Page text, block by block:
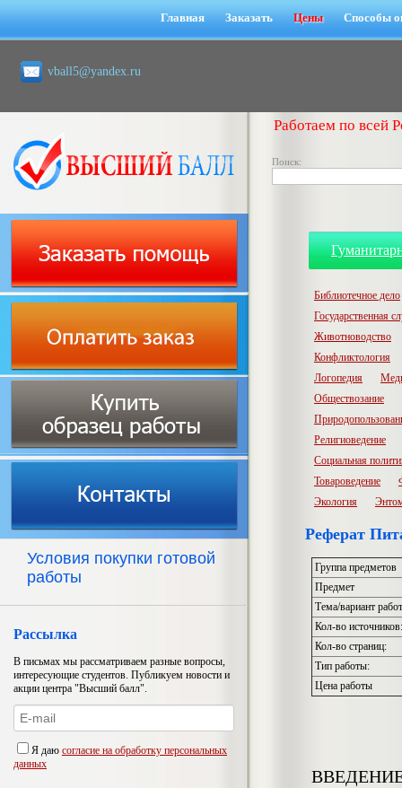
Главная Заказать Цены Способы
vball5@yandex.ru
Работаем по всей
Поиск:
Условия покупки готовой
работы
Рассылка
В письмах мы рассматриваем разные вопросы,
интересующие студентов. Публикуем новости и
акции центра "Высший балл".
Я даю согласие на обработку персональных
данных
Библиотечное дело
Государственная
Животноводство
Конфликтология
Логопедия
Обществозание
Религиоведение
Социальная
Товароведение
Экология
Реферат
Группа предметов
Предмет
Тема/вариант
Кол-во источников:
Кол-во страниц:
Тип работы:
Цена работы